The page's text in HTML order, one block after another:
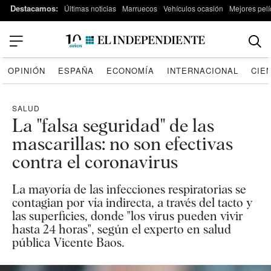
Destacamos: Últimas noticias Marruecos Vehículos ocasión Mejores
OPINIÓN ESPAÑA ECONOMÍA INTERNACIONAL
SALUD
La "falsa seguridad" de las
mascarillas: no son efectivas
contra el coronavirus
La mayoría de las infecciones respiratorias se
contagian por vía indirecta, a través del tacto y
las superficies, donde "los virus pueden vivir
hasta 24 horas", según el experto en salud
pública Vicente Baos.